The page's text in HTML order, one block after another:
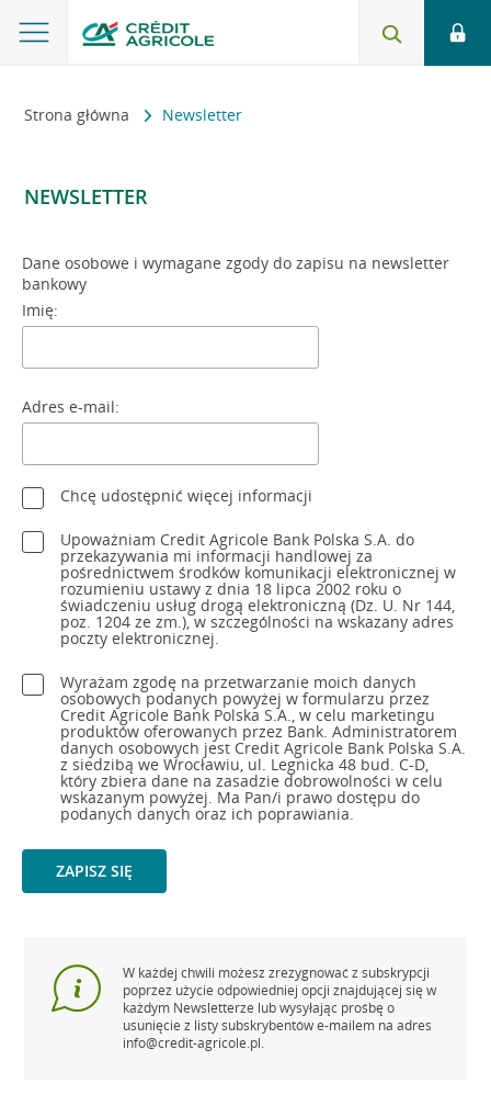
Strona główna Newsletter
NEWSLETTER
Dane osobowe i wymagane zgody do zapisu na newsletter
bankowy
Imię:
Adres e-mail:
Chcę udostępnić więcej informacji
Upoważniam Credit Agricole Bank Polska S.A. do
przekazywania mi informacji handlowej za
pośrednictwem środków komunikacji elektronicznej w
rozumieniu ustawy z dnia 18 lipca 2002 roku o
świadczeniu usług drogą elektroniczną (Dz. U. Nr 144,
poz. 1204 ze zm.), w szczególności na wskazany adres
poczty elektronicznej.
Wyrażam zgodę na przetwarzanie moich danych
osobowych podanych powyżej w formularzu przez
Credit Agricole Bank Polska S.A., w celu marketingu
produktów oferowanych przez Bank. Administratorem
danych osobowych jest Credit Agricole Bank Polska S.A.
z siedzibą we Wrocławiu, ul. Legnicka 48 bud. C-D,
który zbiera dane na zasadzie dobrowolności w celu
wskazanym powyżej. Ma Pan/i prawo dostępu do
podanych danych oraz ich poprawiania.
ZAPISZ SIĘ
W każdej chwili możesz zrezygnować z subskrypcji
poprzez użycie odpowiedniej opcji znajdującej się w
każdym Newsletterze lub wysyłając prośbę o
usunięcie z listy subskrybentów e-mailem na adres
info@credit-agricole.pl.